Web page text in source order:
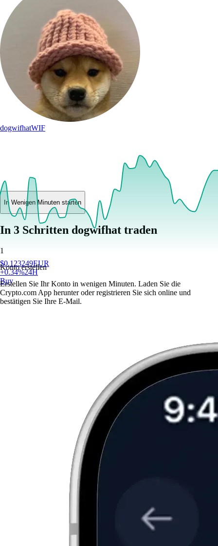
dogwifhatWIF
$0.123249EUR
+0.34%24H
Buy
In Wenigen Minuten starten
In 3 Schritten dogwifhat traden
1
Konto erstellen
Erstellen Sie Ihr Konto in wenigen Minuten. Laden Sie die
Crypto.com App herunter oder registrieren Sie sich online und
bestätigen Sie Ihre E-Mail.